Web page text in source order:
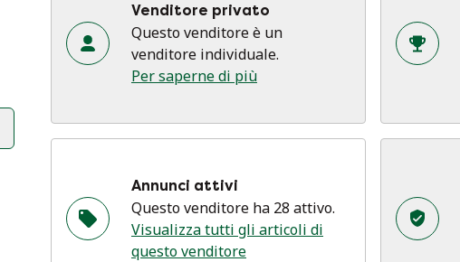
Venditore privato
Questo venditore è un
venditore individuale.
Per saperne di più
Annunci attivi
Questo venditore ha 28 attivo.
Visualizza tutti gli articoli di
questo venditore